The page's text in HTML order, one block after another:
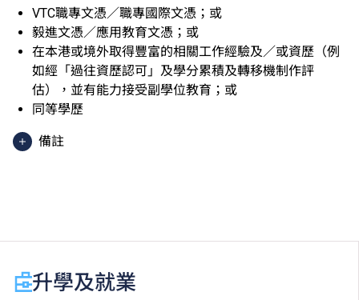
VTC職專文憑／職專國際文憑；或
毅進文憑／應用教育文憑；或
在本港或境外取得豐富的相關工作經驗及／或資歷（例
如經「過往資歷認可」及學分累積及轉移機制作評
估），並有能力接受副學位教育；或
同等學歷
備註
於申請入學時只可計算一科其他語言科目（丙類科
目）。2024年及以前之其他語言科目取得「D或E級」
升學及就業